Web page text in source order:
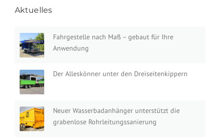
Aktuelles
Fahrgestelle nach Maß – gebaut für Ihre
Anwendung
Der Alleskönner unter den Dreiseitenkippern
Neuer Wasserbadanhänger unterstützt die
grabenlose Rohrleitungssanierung